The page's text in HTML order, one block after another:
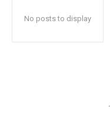
No posts to display